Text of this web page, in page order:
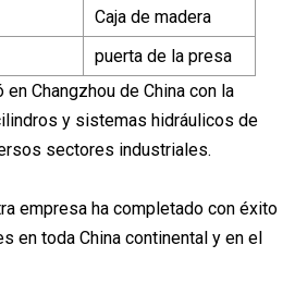
Caja de madera
puerta de la presa
Changzhou de China con la
y sistemas hidráulicos de
sectores industriales.
empresa ha completado con éxito
en toda China continental y en el